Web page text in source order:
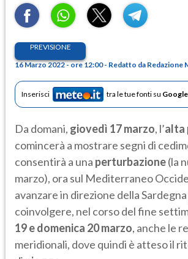
PREVISIONE
16 Marzo 2022 - ore 12:00 - Redatto da Redazione
Inserisci tra le tue fonti su Google
Da domani, giovedì 17 marzo, l’alta
comincerà a mostrare segni di
consentirà a una perturbazione(la
marzo), ora sul Mediterraneo
avanzare in direzione della
coinvolgere, nel corso del fine
19 e domenica 20 marzo, anche le
meridionali, dove quindi è atteso il